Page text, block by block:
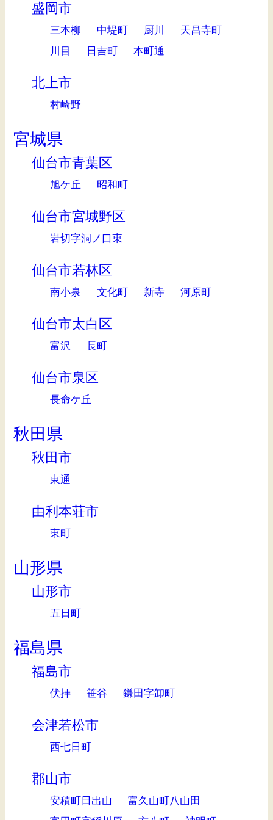
盛岡市
三本柳 中堤町 厨川
天昌寺町
川目
日吉町 本町通
北上市
村崎野
宮城県
仙台市青葉区
旭ケ丘 昭和町
仙台市宮城野区
岩切字洞ノ口東
仙台市若林区
南小泉 文化町 新寺 河原町
仙台市太白区
富沢 長町
仙台市泉区
長命ケ丘
秋田県
秋田市
東通
由利本荘市
東町
山形県
山形市
五日町
福島県
福島市
伏拝 笹谷 鎌田字卸町
会津若松市
西七日町
郡山市
安積町日出山
富久山町八山田